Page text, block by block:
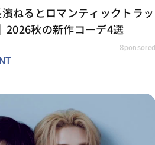
濱ねるとロマンティックトラッ
2026秋の新作コーデ4選
Sponsored